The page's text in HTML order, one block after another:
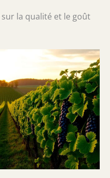
sur la qualité et le goût